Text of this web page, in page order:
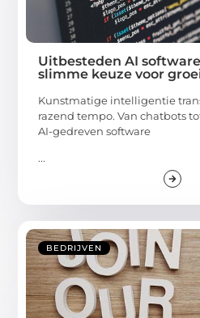
Uitbesteden AI
slimme keuze voor
Kunstmatige intelligentie
razend tempo. Van chatbots
AI-gedreven software
...
BEDRIJVEN